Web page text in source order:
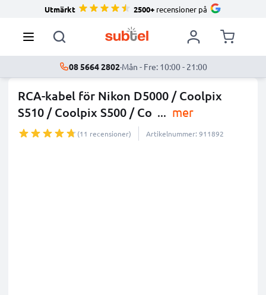
Utmärkt 2500+ recensioner på
08 5664 2802·Mån - Fre: 10:00 - 21:00
RCA-kabel för Nikon D5000 / Coolpix
S510 / Coolpix S500 / Co ... mer
(11 recensioner) Artikelnummer: 911892